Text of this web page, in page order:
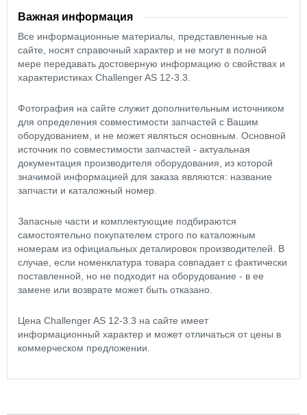
Важная информация
Все информационные материалы, представленные на
сайте, носят справочный характер и не могут в полной
мере передавать достоверную информацию о свойствах и
характеристиках Challenger AS 12-3.3.
Фотография на сайте служит дополнительным источником
для определения совместимости запчастей с Вашим
оборудованием, и не может являться основным. Основной
источник по совместимости запчастей - актуальная
документация производителя оборудования, из которой
значимой информацией для заказа являются: название
запчасти и каталожный номер.
Запасные части и комплектующие подбираются
самостоятельно покупателем строго по каталожным
номерам из официальных деталировок производителей. В
случае, если номенклатура товара совпадает с фактически
поставленной, но не подходит на оборудование - в ее
замене или возврате может быть отказано.
Цена Challenger AS 12-3.3 на сайте имеет
информационный характер и может отличаться от цены в
коммерческом предложении.